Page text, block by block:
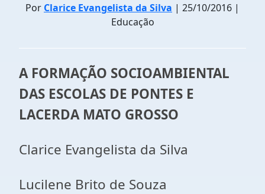
Por Clarice Evangelista da Silva | 25/10/2016 |
Educação
A FORMAÇÃO SOCIOAMBIENTAL
DAS ESCOLAS DE PONTES E
LACERDA MATO GROSSO
Clarice Evangelista da Silva
Lucilene Brito de Souza